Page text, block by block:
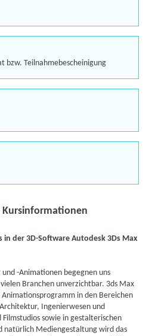
bzw. Teilnahmebescheinigung
Kursinformationen
in der 3D-Software Autodesk 3Ds Max
-Animationen begegnen uns
Branchen unverzichtbar. 3ds Max
in den Bereichen
Ingenierwesen und
Filmstudios sowie in gestalterischen
natürlich Mediengestaltung wird das